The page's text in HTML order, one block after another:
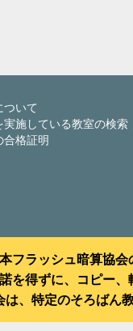
ついて
実施している教室の検索
合格証明
フラッシュ暗算協
を得ずに、コピー
は、特定のそろばん